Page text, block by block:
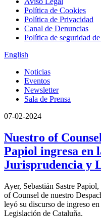
Política de Cookies
Política de Privacidad
Canal de Denuncias
Política de seguridad
English
Noticias
Eventos
Newsletter
Sala de Prensa
07-02-2024
Nuestro of
Papiol ingresa en
Jurisprudencia y
Ayer, Sebastián Sastre
of Counsel de nuestro
leyó su discurso de ingreso
Legislación de Cataluña.